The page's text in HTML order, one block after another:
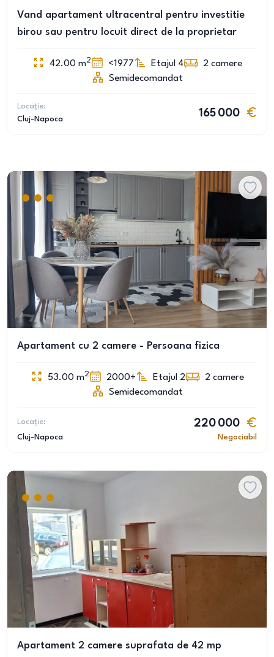
Vand apartament ultracentral pentru investitie
birou sau pentru locuit direct de la proprietar
42.00 m2 <1977 Etajul 4 2 camere
Semidecomandat
Locație:
Cluj-Napoca
165 000
Apartament cu 2 camere - Persoana fizica
53.00 m2 2000+ Etajul 2 2 camere
Semidecomandat
Locație:
Cluj-Napoca
220 000
Negociabil
Apartament 2 camere suprafata de 42 mp